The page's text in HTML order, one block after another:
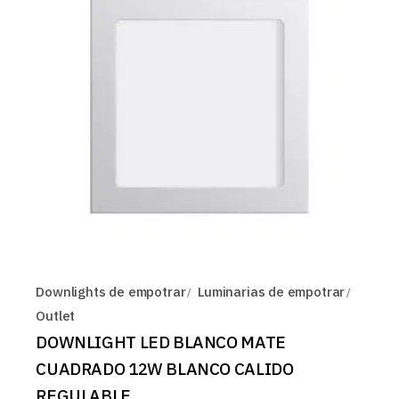
Downlights de empotrar
Luminarias de empotrar
Outlet
DOWNLIGHT LED BLANCO MATE
CUADRADO 12W BLANCO CALIDO